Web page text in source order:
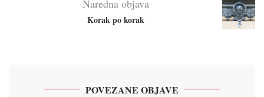
Naredna objava
Korak po korak
POVEZANE OBJAVE